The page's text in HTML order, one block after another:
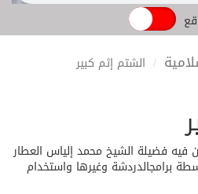
الشتم إثم كبير
فيه فضيلة الشيخ محمد إلياس العطار
برامجالدردشة وغيرها واستخدام